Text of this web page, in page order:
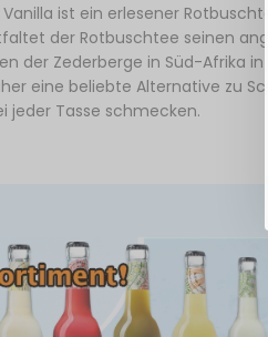
Vanilla ist ein erlesener
der Rotbuschtee seinen
der Zederberge in Süd-Afrika
eine beliebte Alternative zu
jeder Tasse schmecken.